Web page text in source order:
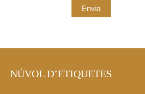
NÚVOL D’ETIQUETES